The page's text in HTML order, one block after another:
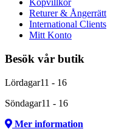
Köpvillkor
Returer & Ångerrätt
International Clients
Mitt Konto
Besök vår butik
Lördagar11 - 16
Söndagar11 - 16
Mer information